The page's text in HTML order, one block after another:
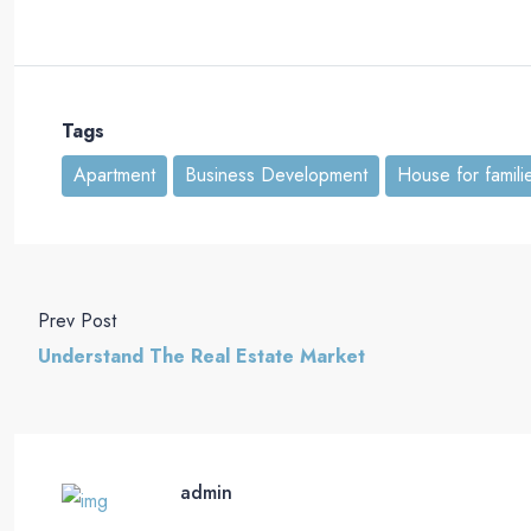
Tags
Apartment
Business Development House for
Prev Post
Understand The Real Estate Market
admin